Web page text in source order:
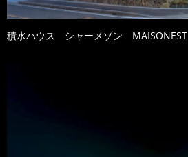
積水ハウス シャーメゾン MAISONEST